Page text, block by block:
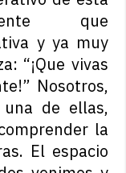
que
y ya muy
“¡Que vivas
Nosotros,
de ellas,
la
El espacio